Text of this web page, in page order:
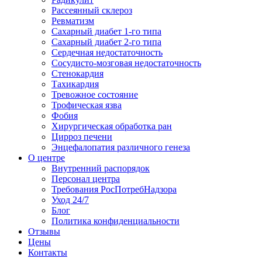
Рассеянный склероз
Ревматизм
Сахарный диабет 1-го типа
Сахарный диабет 2-го типа
Сердечная недостаточность
Сосудисто-мозговая недостаточность
Стенокардия
Тахикардия
Тревожное состояние
Трофическая язва
Фобия
Хирургическая обработка ран
Цирроз печени
Энцефалопатия различного генеза
О центре
Внутренний распорядок
Персонал центра
Требования РосПотребНадзора
Уход 24/7
Блог
Политика конфиденциальности
Отзывы
Цены
Контакты